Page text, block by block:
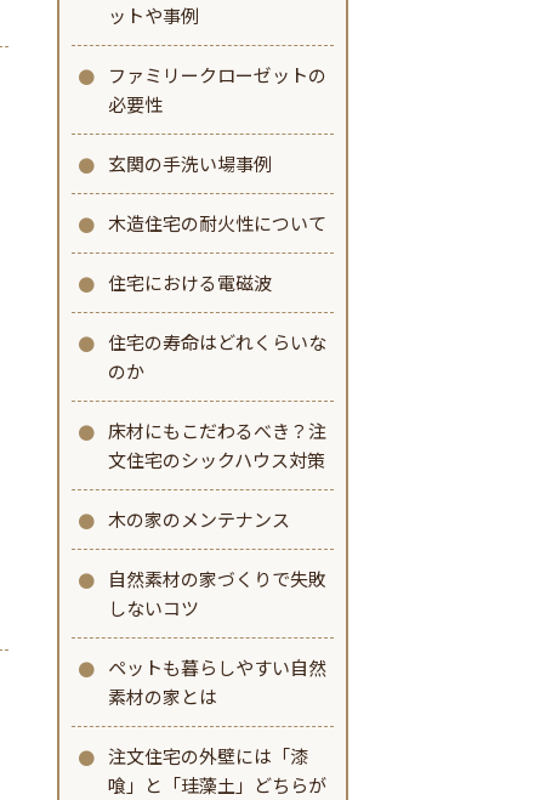
ットや事例
ファミリークローゼットの
必要性
玄関の手洗い場事例
木造住宅の耐火性について
住宅における電磁波
住宅の寿命はどれくらいな
のか
床材にもこだわるべき？注
文住宅のシックハウス対策
木の家のメンテナンス
自然素材の家づくりで失敗
しないコツ
ペットも暮らしやすい自然
素材の家とは
注文住宅の外壁には「漆
喰」と「珪藻土」どちらが